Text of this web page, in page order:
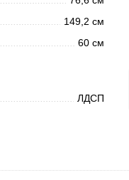
149,2 см
60 см
ЛДСП